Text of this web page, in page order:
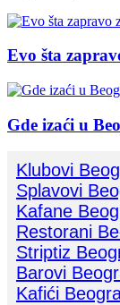
Evo šta
Gde izaći u
Klubovi
Splavovi
Kafane
Restorani
Striptiz
Barovi
Kafići